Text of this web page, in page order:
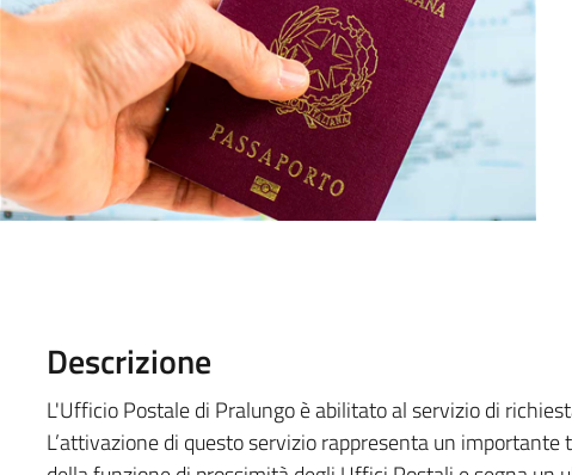
Descrizione
L'Ufficio Postale di Pralungo è abilitato al servizio di
L’attivazione di questo servizio rappresenta un